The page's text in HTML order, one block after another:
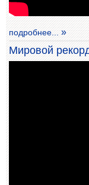
подробнее...
Мировой